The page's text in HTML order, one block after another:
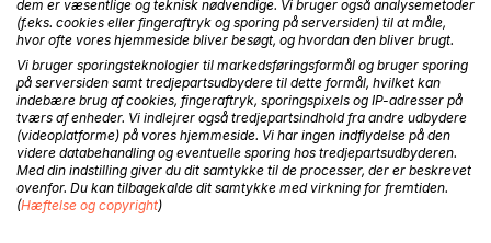
BESKRIVELSE
Under hvidtjørnen er en rejse gennem årstiderne beskrevet
i haiku-digtningens klare og koncentrerede form. Med
fokus på naturens skiftende udtryk og stemninger gengives
oplevelser fra forår, sommer, efterår og vinter i levende
øjebliksbilleder. Indimellem beskrives erindringer, hvor nutid
dem er væsentlige og teknisk nødvendige. Vi bruger også analysemetoder
(f.eks. cookies eller fingeraftryk og sporing på serversiden) til at måle,
hvor ofte vores hjemmeside bliver besøgt, og hvordan den bliver brugt.
Vi bruger sporingsteknologier til markedsføringsformål og bruger sporing
på serversiden samt tredjepartsudbydere til dette formål, hvilket kan
indebære brug af cookies, fingeraftryk, sporingspixels og IP-adresser på
tværs af enheder. Vi indlejrer også tredjepartsindhold fra andre udbydere
(videoplatforme) på vores hjemmeside. Vi har ingen indflydelse på den
videre databehandling og eventuelle sporing hos tredjepartsudbyderen.
Med din indstilling giver du dit samtykke til de processer, der er beskrevet
ovenfor. Du kan tilbagekalde dit samtykke med virkning for fremtiden.
(Hæftelse og copyright)